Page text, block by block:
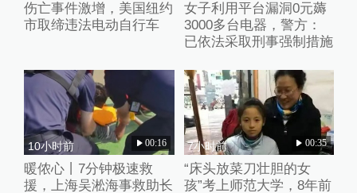
伤亡事件激增，美国纽约
市取缔违法电动自行车
女子利用平台漏洞0元薅
3000多台电器，警方：
已依法采取刑事强制措施
10小时前 00:16
暖侬心丨7分钟极速救
援，上海吴淞海事救助长
7小时前 00:35
“床头放菜刀壮胆的女
孩”考上师范大学，8年前